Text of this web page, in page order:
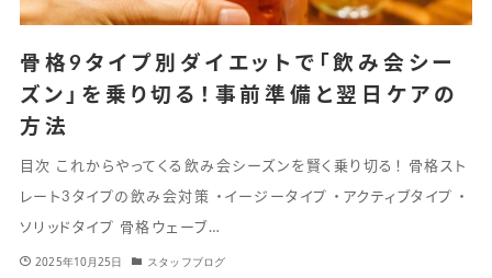
骨格9タイプ別ダイエットで「飲み会シー
ズン」を乗り切る！事前準備と翌日ケアの
方法
目次 これからやってくる飲み会シーズンを賢く乗り切る！ 骨格スト
レート3タイプの飲み会対策 ・イージータイプ ・アクティブタイプ ・
ソリッドタイプ 骨格ウェーブ…
2025年10月25日 スタッフブログ